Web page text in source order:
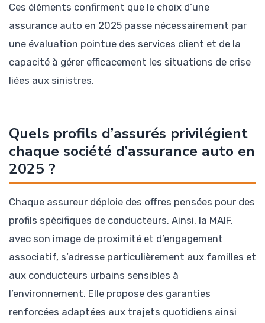
Ces éléments confirment que le choix d’une
assurance auto en 2025 passe nécessairement par
une évaluation pointue des services client et de la
capacité à gérer efficacement les situations de crise
liées aux sinistres.
Quels profils d’assurés privilégient
chaque société d’assurance auto en
2025 ?
Chaque assureur déploie des offres pensées pour des
profils spécifiques de conducteurs. Ainsi, la MAIF,
avec son image de proximité et d’engagement
associatif, s’adresse particulièrement aux familles et
aux conducteurs urbains sensibles à
l’environnement. Elle propose des garanties
renforcées adaptées aux trajets quotidiens ainsi